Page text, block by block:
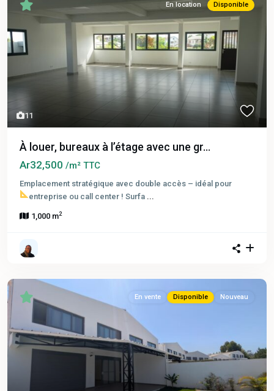
11
En location Disponible
À louer, bureaux à l’étage avec une gr...
Ar32,500 /m² TTC
Emplacement stratégique avec double accès – idéal pour
entreprise ou call center ! Surfa ...
1,000 m2
En vente Disponible Nouveau